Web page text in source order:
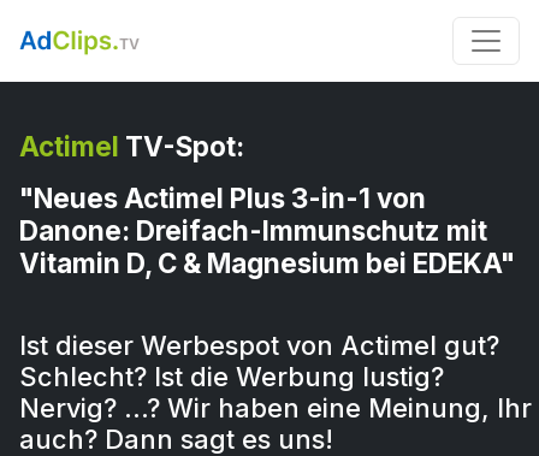
Actimel TV-Spot:
"Neues Actimel Plus 3-in-1 von
Danone: Dreifach-Immunschutz mit
Vitamin D, C & Magnesium bei EDEKA"
Ist dieser Werbespot von Actimel gut?
Schlecht? Ist die Werbung lustig?
Nervig? …? Wir haben eine Meinung, Ihr
auch? Dann sagt es uns!